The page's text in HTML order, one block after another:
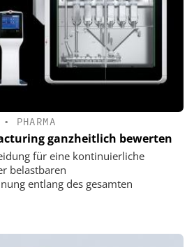
• PHARMA
ganzheitlich bewerten
für eine kontinuierliche
belastbaren
entlang des gesamten